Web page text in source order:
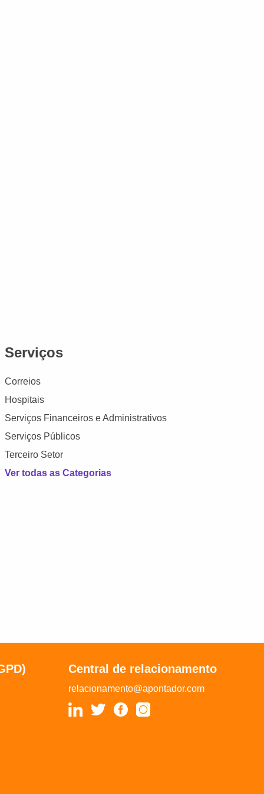
Serviços
Correios
Hospitais
Serviços Financeiros e Administrativos
Serviços Públicos
Terceiro Setor
Ver todas as Categorias
Central de relacionamento
relacionamento@apontador.com